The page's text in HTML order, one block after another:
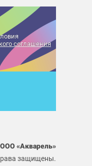
соглашения
ООО «Акварель»
защищены.